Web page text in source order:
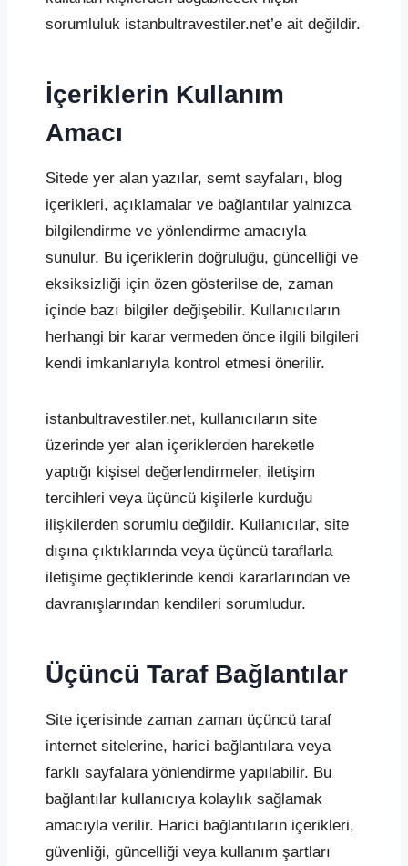
sorumluluk istanbultravestiler.net’e ait değildir.
İçeriklerin Kullanım
Amacı
Sitede yer alan yazılar, semt sayfaları, blog
içerikleri, açıklamalar ve bağlantılar yalnızca
bilgilendirme ve yönlendirme amacıyla
sunulur. Bu içeriklerin doğruluğu, güncelliği ve
eksiksizliği için özen gösterilse de, zaman
içinde bazı bilgiler değişebilir. Kullanıcıların
herhangi bir karar vermeden önce ilgili bilgileri
kendi imkanlarıyla kontrol etmesi önerilir.
istanbultravestiler.net, kullanıcıların site
üzerinde yer alan içeriklerden hareketle
yaptığı kişisel değerlendirmeler, iletişim
tercihleri veya üçüncü kişilerle kurduğu
ilişkilerden sorumlu değildir. Kullanıcılar, site
dışına çıktıklarında veya üçüncü taraflarla
iletişime geçtiklerinde kendi kararlarından ve
davranışlarından kendileri sorumludur.
Üçüncü Taraf Bağlantılar
Site içerisinde zaman zaman üçüncü taraf
internet sitelerine, harici bağlantılara veya
farklı sayfalara yönlendirme yapılabilir. Bu
bağlantılar kullanıcıya kolaylık sağlamak
amacıyla verilir. Harici bağlantıların içerikleri,
güvenliği, güncelliği veya kullanım şartları